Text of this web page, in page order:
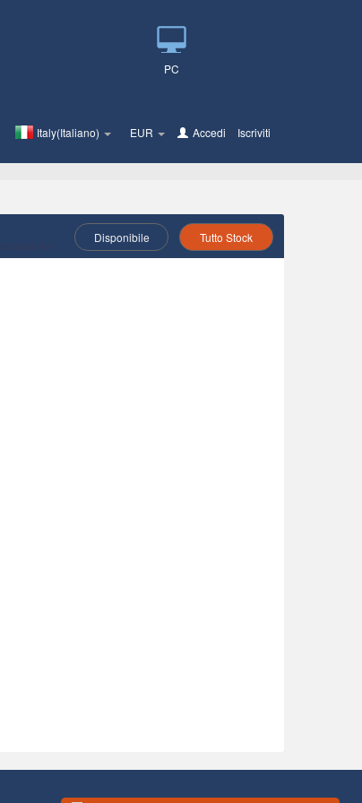
PC
Italy(Italiano) EUR Accedi Iscriviti
Disponibile Tutto Stock